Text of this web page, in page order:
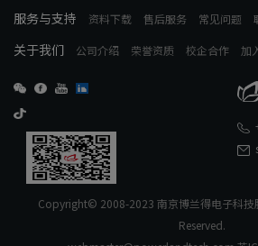
服务与支持 资料下载 售后服务 常见问题
关于我们 公司介绍 荣誉资质 校企合作 加
Copyright©️ 2008-2023 南京博兰得电子科技
Reserved.